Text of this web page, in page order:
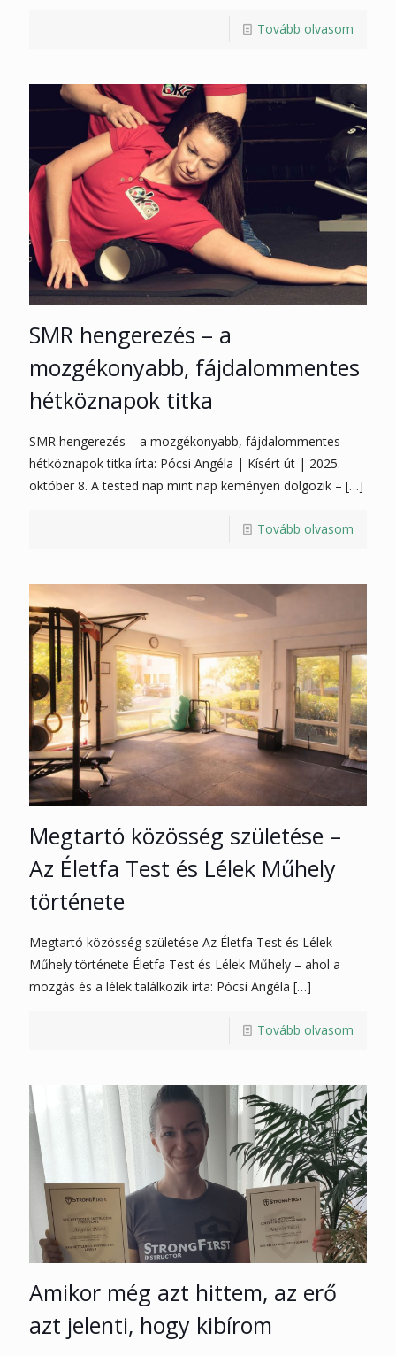
Tovább olvasom
SMR hengerezés – a
mozgékonyabb, fájdalommentes
hétköznapok titka
SMR hengerezés – a mozgékonyabb, fájdalommentes
hétköznapok titka írta: Pócsi Angéla | Kísért út | 2025.
október 8. A tested nap mint nap keményen dolgozik – […]
Tovább olvasom
Megtartó közösség születése –
Az Életfa Test és Lélek Műhely
története
Megtartó közösség születése Az Életfa Test és Lélek
Műhely története Életfa Test és Lélek Műhely – ahol a
mozgás és a lélek találkozik írta: Pócsi Angéla […]
Tovább olvasom
Amikor még azt hittem, az erő
azt jelenti, hogy kibírom